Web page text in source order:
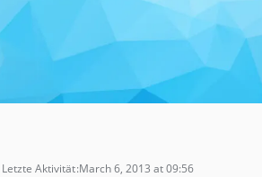
Letzte Aktivität March 6, 2013 at 09:56